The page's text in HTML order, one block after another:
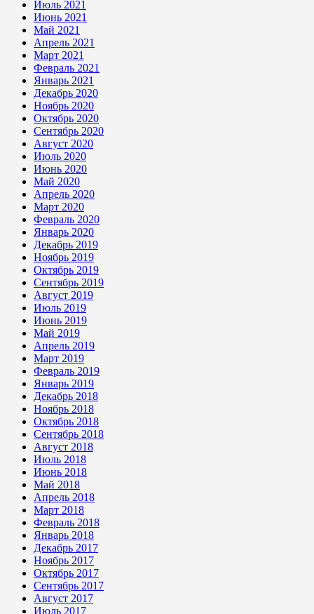
Июль 2021
Июнь 2021
Май 2021
Апрель 2021
Март 2021
Февраль 2021
Январь 2021
Декабрь 2020
Ноябрь 2020
Октябрь 2020
Сентябрь 2020
Август 2020
Июль 2020
Июнь 2020
Май 2020
Апрель 2020
Март 2020
Февраль 2020
Январь 2020
Декабрь 2019
Ноябрь 2019
Октябрь 2019
Сентябрь 2019
Август 2019
Июль 2019
Июнь 2019
Май 2019
Апрель 2019
Март 2019
Февраль 2019
Январь 2019
Декабрь 2018
Ноябрь 2018
Октябрь 2018
Сентябрь 2018
Август 2018
Июль 2018
Июнь 2018
Май 2018
Апрель 2018
Март 2018
Февраль 2018
Январь 2018
Декабрь 2017
Ноябрь 2017
Октябрь 2017
Сентябрь 2017
Август 2017
Июль 2017